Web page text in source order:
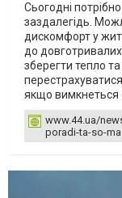
Сьогодні
заздалегідь.
дискомфорт у
до
зберегти тепло
якщо вимкнеться
www.44.ua/
poradi-ta-so-